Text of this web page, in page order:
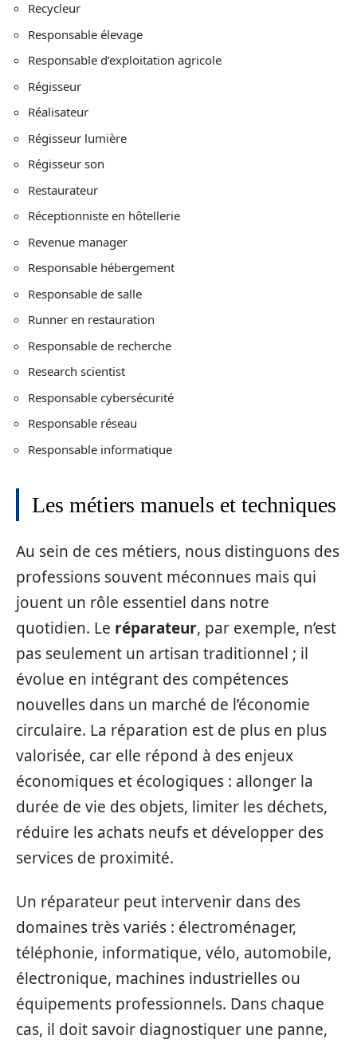
Recycleur
Responsable élevage
Responsable d’exploitation agricole
Régisseur
Réalisateur
Régisseur lumière
Régisseur son
Restaurateur
Réceptionniste en hôtellerie
Revenue manager
Responsable hébergement
Responsable de salle
Runner en restauration
Responsable de recherche
Research scientist
Responsable cybersécurité
Responsable réseau
Responsable informatique
Les métiers manuels et techniques
Au sein de ces métiers, nous distinguons des
professions souvent méconnues mais qui
jouent un rôle essentiel dans notre
quotidien. Le réparateur, par exemple, n’est
pas seulement un artisan traditionnel ; il
évolue en intégrant des compétences
nouvelles dans un marché de l’économie
circulaire. La réparation est de plus en plus
valorisée, car elle répond à des enjeux
économiques et écologiques : allonger la
durée de vie des objets, limiter les déchets,
réduire les achats neufs et développer des
services de proximité.
Un réparateur peut intervenir dans des
domaines très variés : électroménager,
téléphonie, informatique, vélo, automobile,
électronique, machines industrielles ou
équipements professionnels. Dans chaque
cas, il doit savoir diagnostiquer une panne,